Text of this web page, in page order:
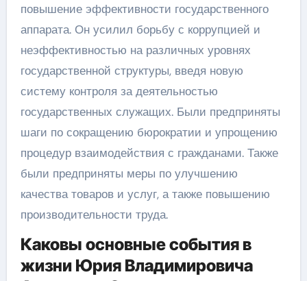
повышение эффективности государственного
аппарата. Он усилил борьбу с коррупцией и
неэффективностью на различных уровнях
государственной структуры, введя новую
систему контроля за деятельностью
государственных служащих. Были предприняты
шаги по сокращению бюрократии и упрощению
процедур взаимодействия с гражданами. Также
были предприняты меры по улучшению
качества товаров и услуг, а также повышению
производительности труда.
Каковы основные события в
жизни Юрия Владимировича